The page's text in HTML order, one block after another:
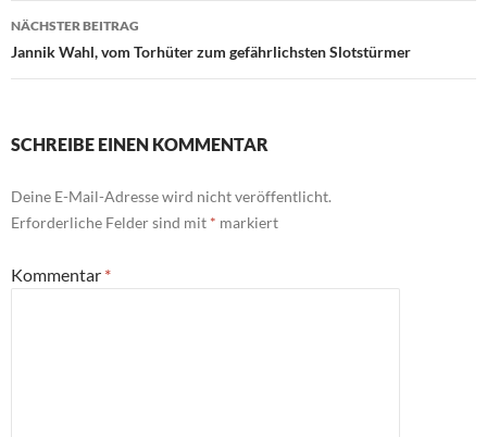
NÄCHSTER BEITRAG
Jannik Wahl, vom Torhüter zum gefährlichsten Slotstürmer
SCHREIBE EINEN KOMMENTAR
Deine E-Mail-Adresse wird nicht veröffentlicht.
Erforderliche Felder sind mit * markiert
Kommentar *